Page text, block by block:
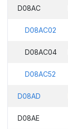
D08AC
D08AC02
D08AC04
D08AC52
D08AD
D08AE